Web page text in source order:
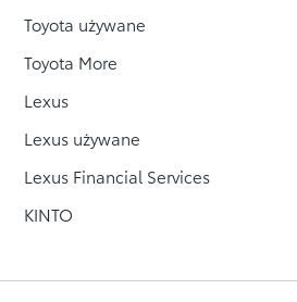
Toyota używane
Toyota More
Lexus
Lexus używane
Lexus Financial Services
KINTO